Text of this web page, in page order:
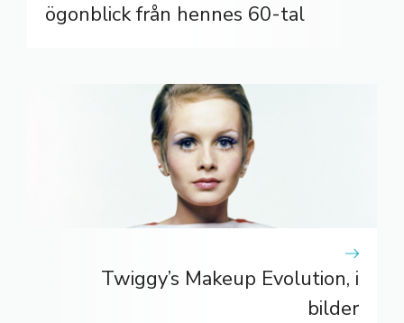
ögonblick från hennes 60-tal
Twiggy’s Makeup Evolution, i
bilder